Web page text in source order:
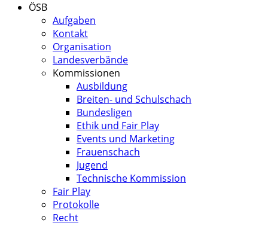
ÖSB
Aufgaben
Kontakt
Organisation
Landesverbände
Kommissionen
Ausbildung
Breiten- und Schulschach
Bundesligen
Ethik und Fair Play
Events und Marketing
Frauenschach
Jugend
Technische Kommission
Fair Play
Protokolle
Recht